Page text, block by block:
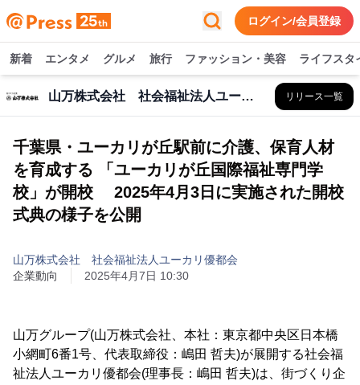
ログイン/会員登録
新着 エンタメ グルメ 旅行 ファッション・美容 ライフスタ
山万株式会社 社会福祉法人ユーカリ優都会 リリース一覧
千葉県・ユーカリが丘駅前に介護、保育人材
を育成する 「ユーカリが丘国際福祉専門学
校」が開校 2025年4月3日に実施された開校
式典の様子を公開
山万株式会社 社会福祉法人ユーカリ優都会
企業動向
2025年4月7日 10:30
山万グループ(山万株式会社、本社：東京都中央区日本橋
小網町6番1号、代表取締役：嶋田 哲夫)が展開する社会福
祉法人ユーカリ優都会(理事長：嶋田 哲夫)は、街づくり企